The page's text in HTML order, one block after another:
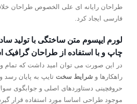
طراحان رایانه ای علی الخصوص طراحان
فارسی ایجاد کرد.
لورم ایپسوم متن ساختگی با تولید
چاپ و با استفاده از طراحان
در این صورت می توان امید داشت که تمام و
راهکارها و شرایط سخت تایپ به پایان رسد
حروفچینی دستاوردهای اصلی و جوابگوی
موجود طراحی اساسا مورد استفاده قرار